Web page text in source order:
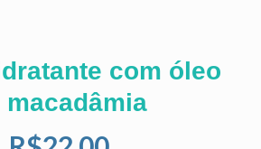
com óleo
macadâmia